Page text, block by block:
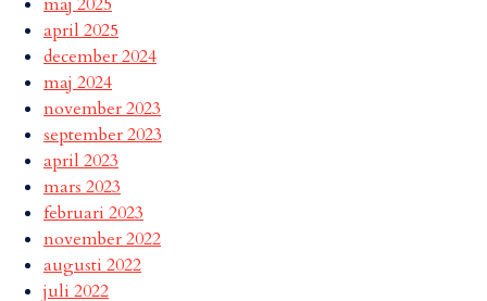
april 2025
december 2024
maj 2024
november 2023
september 2023
april 2023
mars 2023
februari 2023
november 2022
augusti 2022
juli 2022